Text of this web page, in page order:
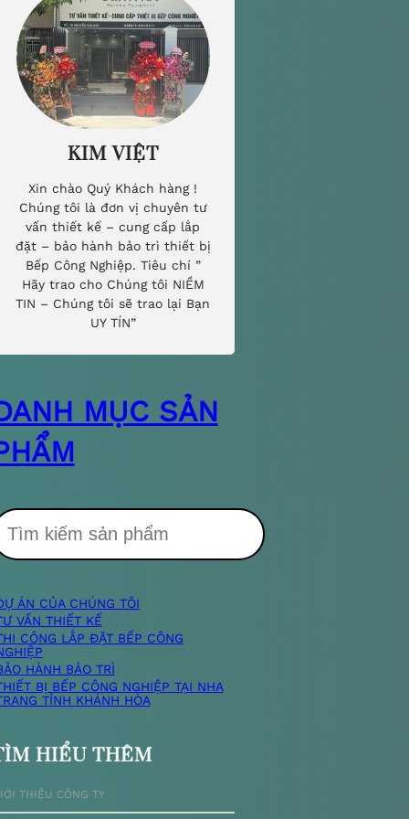
KIM VIỆT
Xin chào Quý Khách hàng !
Chúng tôi là đơn vị chuyên tư
vấn thiết kế – cung cấp lắp
đặt – bảo hành bảo trì thiết bị
Bếp Công Nghiệp. Tiêu chí ”
Hãy trao cho Chúng tôi NIỀM
TIN – Chúng tôi sẽ trao lại Bạn
UY TÍN”
MỤC SẢN
ế
ÁN CỦA CHÚNG TÔI
VẤN THIẾT KẾ
CÔNG LẮP ĐẶT BẾP CÔNG
HÀNH BẢO TRÌ
BỊ BẾP CÔNG NGHIỆP TẠI NHA
TỈNH KHÁNH HÒA
HIỂU THÊM
THIỆU CÔNG TY